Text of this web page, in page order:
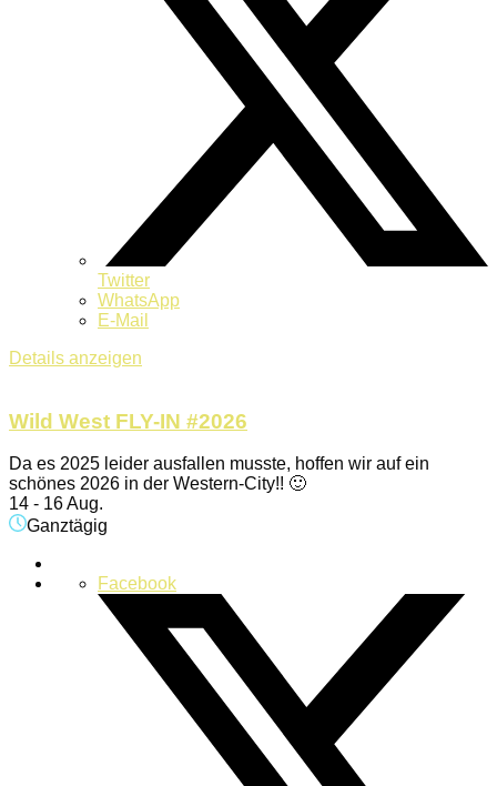
Twitter
WhatsApp
E-Mail
Details anzeigen
Wild West FLY-IN #2026
Da es 2025 leider ausfallen musste, hoffen wir auf ein
schönes 2026 in der Western-City!! 🙂
14 - 16 Aug.
Ganztägig
Facebook